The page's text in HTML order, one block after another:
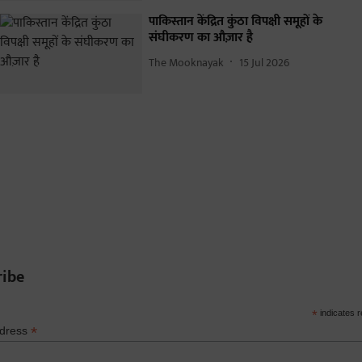
पाकिस्तान केंद्रित कुंठा विपक्षी समूहों के
संघीकरण का औज़ार है
The Mooknayak 15 Jul 2026
* indicates
*